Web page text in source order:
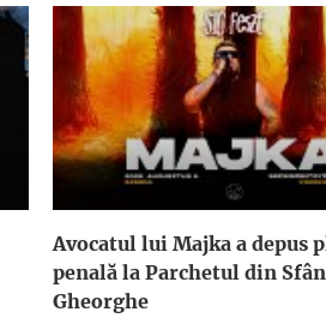
Avocatul lui Majka a depus
penală la Parchetul din
Gheorghe